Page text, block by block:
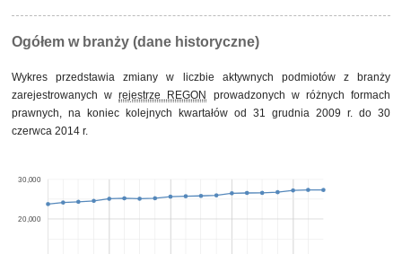
Ogółem w branży (dane historyczne)
Wykres przedstawia zmiany w liczbie aktywnych podmiotów z branży
zarejestrowanych wrejestrze REGON
prowadzonych w różnych formach
prawnych, na koniec kolejnych kwartałów od 31 grudnia 2009 r. do 30
czerwca 2014 r.
20,000
30,000